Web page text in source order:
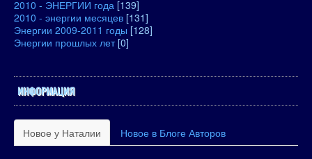
2010 - ЭНЕРГИИ года [139]
2010 - энергии месяцев [131]
Энергии 2009-2011 годы [128]
Энергии прошлых лет [0]
ИНФОРМАЦИЯ
Новое у Наталии Новое в Блоге Авторов